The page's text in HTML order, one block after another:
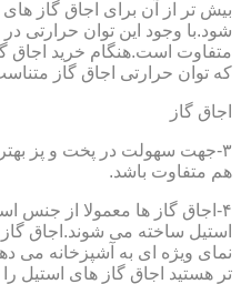
بیش تر از آن برای اجاق گاز
شود.با وجود این توان حرارتی
متفاوت است.هنگام خرید اجاق
که توان حرارتی اجاق گاز
اجاق گاز
۳-جهت سهولت در پخت و پز
هم متفاوت باشد.
۴-اجاق گاز ها معمولا از جنس
استیل ساخته می شوند.اجاق
نمای ویژه ای به آشپزخانه می
تر هستید اجاق گاز های استیل را